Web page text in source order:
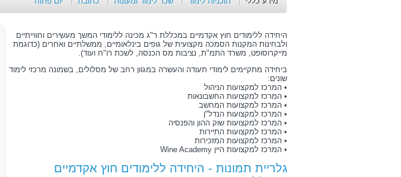
היחידה ללימודים חוץ אקדמיים במכללת ר"ג מכינה ללימודי המשך מעשירים וחווייתיים
ולבחינות המקנות הסמכה מקצועית של גופים בינלאומיים, ממשלתיים ואחרים (כדוגמת
מייקרוסופט, משרד התמ"ת, נציבות מס הכנסה, לשכת רו"ח ועוד).
ביחידה מתקיימים לימודי תעודה והעשרה במגוון רחב של מסלולים, בשמונה מרכזי לימוד
שונים:
• המרכז למקצועות הניהול
• המרכז למקצועות החשבונאות
• המרכז למקצועות המחשב
• המרכז למקצועות הנדל"ן
• המרכז למקצועות שוק ההון והפנסיה
• המרכז למקצועות התיירות
• המרכז למקצועות המזכירות
• המרכז למקצועות היין Wine Academy
גלריית תמונות - היחידה ללימודים חוץ אקדמיים